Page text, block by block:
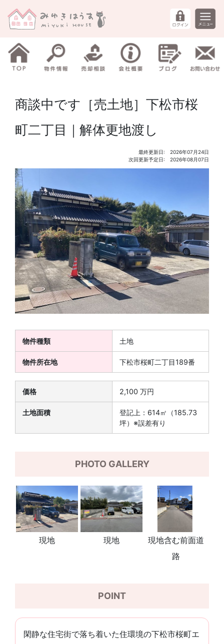
商談中です［売土地］下松市桜
町二丁目｜解体更地渡し
最終更新日: 2026年07月24日
次回更新予定日: 2026年08月07日
物件種類 土地
物件所在地 下松市桜町二丁目189番
価格 2,100 万円
土地面積
登記上：614㎡（185.73
坪）※誤差有り
PHOTO GALLERY
現地 現地
現地含む前面道
路
POINT
閑静な住宅街で落ち着いた住環境の下松市桜町エ